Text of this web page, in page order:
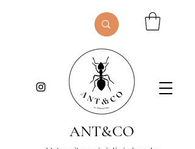
ANT&CO